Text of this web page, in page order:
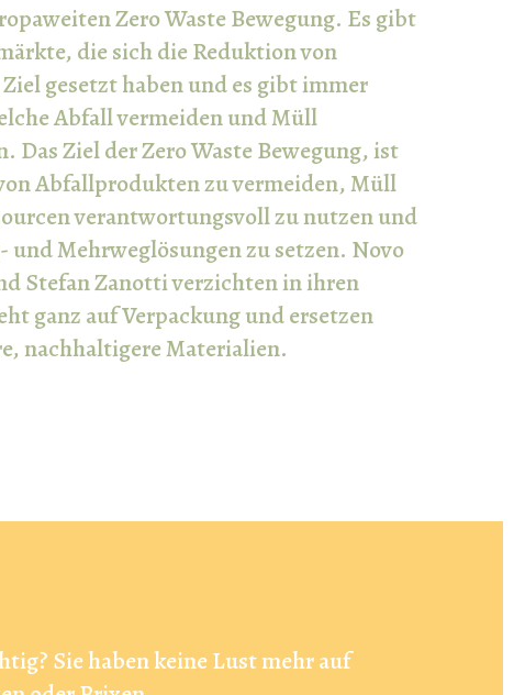
Zero Waste Bewegung. Es gibt
die sich die Reduktion von
gesetzt haben und es gibt immer
Abfall vermeiden und Müll
Das Ziel der Zero Waste Bewegung, ist
Abfallprodukten zu vermeiden, Müll
verantwortungsvoll zu nutzen und
und Mehrweglösungen zu setzen. Novo
Stefan Zanotti verzichten in ihren
ganz auf Verpackung und ersetzen
nachhaltigere Materialien.
Sie haben keine Lust mehr auf